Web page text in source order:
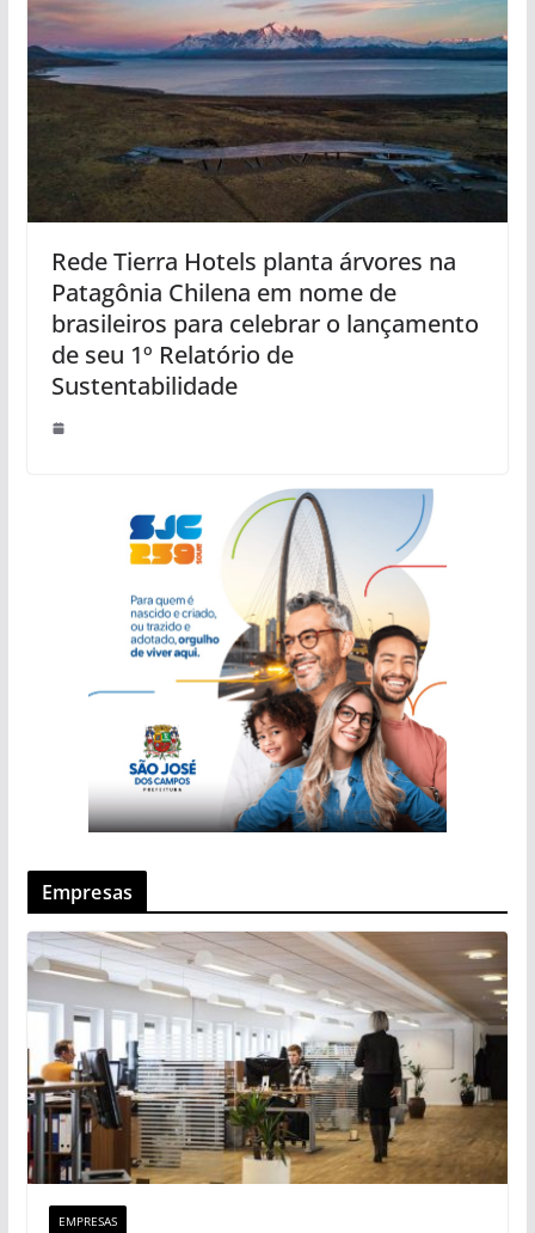
Rede Tierra Hotels planta árvores na
Patagônia Chilena em nome de
brasileiros para celebrar o lançamento
de seu 1º Relatório de
Sustentabilidade
Empresas
EMPRESAS